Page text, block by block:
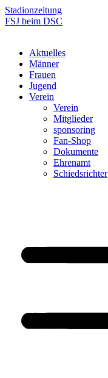
Zum
Inhalt
Stadionzeitung
FSJ beim DSC
Aktuelles
Männer
Frauen
Jugend
Verein
Verein
Mitglieder
sponsoring
Fan-Shop
Dokumente
Ehrenamt
Schiedsrichter